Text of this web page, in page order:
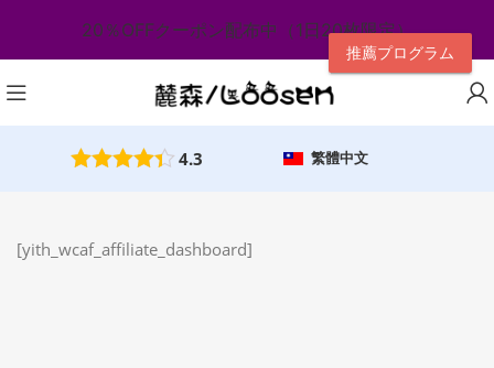
推薦プログラム
20％OFFクーポン配布中（1日20枚限定）
4.3 繁體中文
[yith_wcaf_affiliate_dashboard]